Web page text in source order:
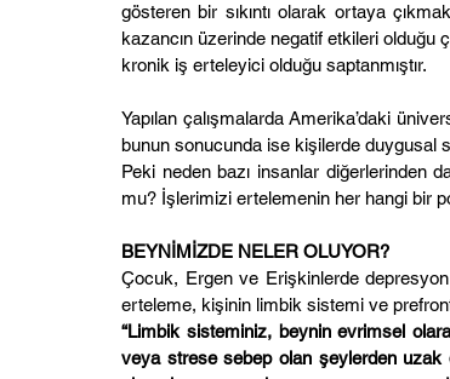
gösteren bir sıkıntı olarak ortaya
kazancın üzerinde negatif etkileri olduğu
kronik iş erteleyici olduğu saptanmıştır.
Yapılan çalışmalarda Amerika’daki
bunun sonucunda ise kişilerde duygusal
Peki neden bazı insanlar diğerlerinden
mu? İşlerimizi ertelemenin her hangi bir
BEYNİMİZDE NELER OLUYOR?
Çocuk, Ergen ve Erişkinlerde
erteleme, kişinin limbik sistemi ve
“Limbik sisteminiz, beynin evrimsel
veya strese sebep olan şeylerden uzak